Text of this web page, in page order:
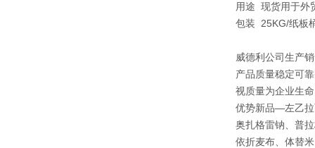
用途 现货用于外
包装 25KG/纸板
威德利公司生产
产品质量稳定可
视质量为企业生
优势新品—左乙拉
奥扎格雷钠、普
依折麦布、体替